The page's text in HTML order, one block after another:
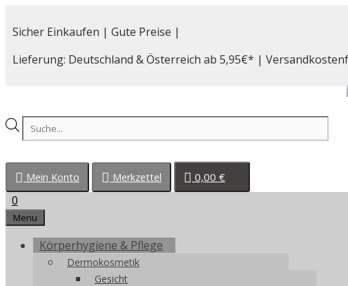
Inhalt
Sicher Einkaufen | Gute Preise |
Lieferung: Deutschland & Österreich ab 5,95€* |
Products
search
Mein Konto Merkzettel 0,00 €
0
Menu
Körperhygiene & Pflege
Dermokosmetik
Gesicht